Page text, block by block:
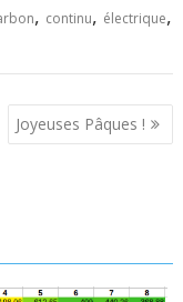
, continu, électrique,
Joyeuses Pâques !